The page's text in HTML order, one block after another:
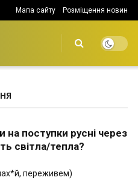
Мапа сайту Розміщення новин
на поступки русні через
світла/тепла?
нах*й, переживем)